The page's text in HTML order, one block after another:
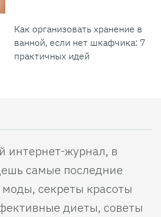
Как организовать хранение в
ванной, если нет шкафчика: 7
практичных идей
интернет-журнал, в
самые последние
секреты красоты
диеты, советы